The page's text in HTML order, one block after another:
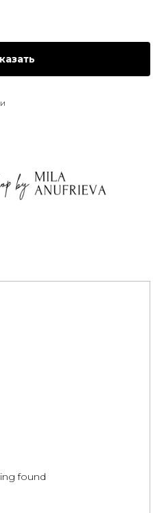
found